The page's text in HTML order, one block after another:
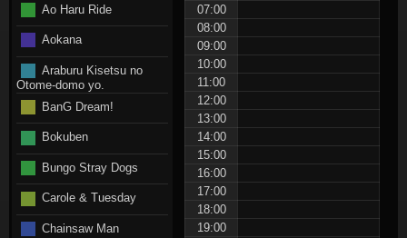
07:00
08:00
09:00
10:00
11:00
12:00
13:00
14:00
15:00
16:00
17:00
18:00
19:00
Ao Haru Ride
Aokana
Araburu Kisetsu no
Otome-domo yo.
BanG Dream!
Bokuben
Bungo Stray Dogs
Carole & Tuesday
Chainsaw Man